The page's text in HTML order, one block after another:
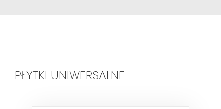
PŁYTKI UNIWERSALNE